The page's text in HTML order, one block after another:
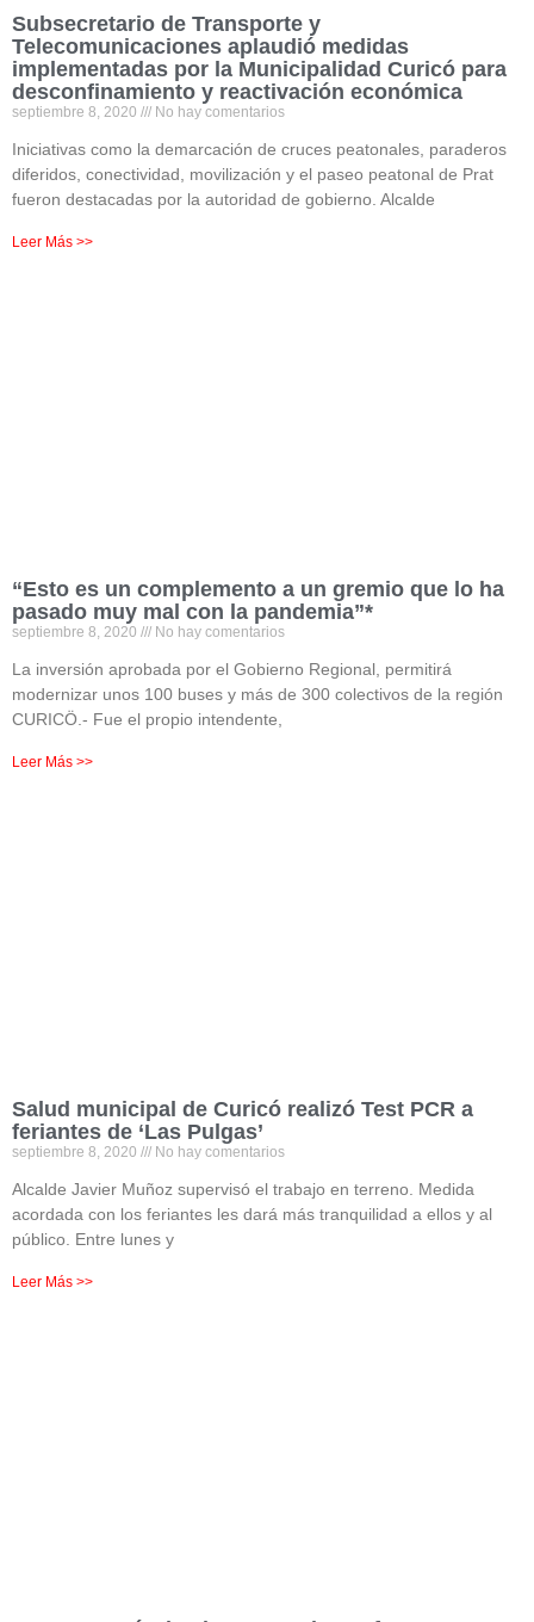
Subsecretario de Transporte y
Telecomunicaciones aplaudió medidas
implementadas por la Municipalidad Curicó para
desconfinamiento y reactivación económica
septiembre 8, 2020 No hay comentarios
Iniciativas como la demarcación de cruces peatonales, paraderos
diferidos, conectividad, movilización y el paseo peatonal de Prat
fueron destacadas por la autoridad de gobierno. Alcalde
Leer Más >>
“Esto es un complemento a un gremio que lo ha
pasado muy mal con la pandemia”*
septiembre 8, 2020 No hay comentarios
La inversión aprobada por el Gobierno Regional, permitirá
modernizar unos 100 buses y más de 300 colectivos de la región
CURICÖ.- Fue el propio intendente,
Leer Más >>
Salud municipal de Curicó realizó Test PCR a
feriantes de ‘Las Pulgas’
septiembre 8, 2020 No hay comentarios
Alcalde Javier Muñoz supervisó el trabajo en terreno. Medida
acordada con los feriantes les dará más tranquilidad a ellos y al
público. Entre lunes y
Leer Más >>